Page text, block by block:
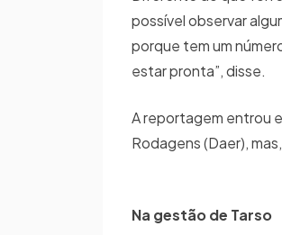
possível observar
porque tem um
estar pronta”, disse.
A reportagem entrou
Rodagens (Daer),
Na gestão de Tarso